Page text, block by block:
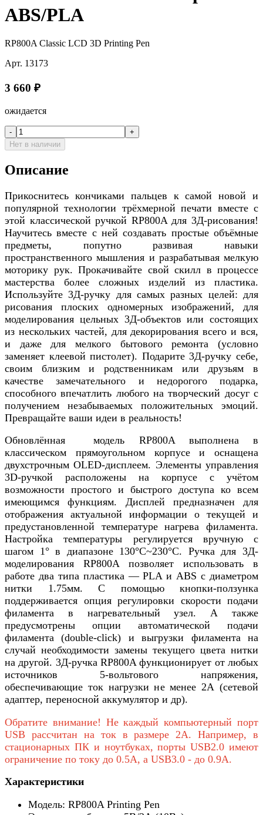
ABS/PLA
RP800A Classic LCD 3D Printing Pen
Арт. 13173
3 660 ₽
ожидается
-
+
Нет в наличии
Описание
Прикоснитесь кончиками пальцев к самой новой и
популярной технологии трёхмерной печати вместе с
этой классической ручкой RP800A для 3Д-рисования!
Научитесь вместе с ней создавать простые объёмные
предметы, попутно развивая навыки
пространственного мышления и разрабатывая мелкую
моторику рук. Прокачивайте свой скилл в процессе
мастерства более сложных изделий из пластика.
Используйте 3Д-ручку для самых разных целей: для
рисования плоских одномерных изображений, для
моделирования цельных 3Д-объектов или состоящих
из нескольких частей, для декорирования всего и вся,
и даже для мелкого бытового ремонта (условно
заменяет клеевой пистолет). Подарите 3Д-ручку себе,
своим близким и родственникам или друзьям в
качестве замечательного и недорогого подарка,
способного впечатлить любого на творческий досуг с
получением незабываемых положительных эмоций.
Превращайте ваши идеи в реальность!
Обновлённая модель RP800A выполнена в
классическом прямоугольном корпусе и оснащена
двухстрочным OLED-дисплеем. Элементы управления
3D-ручкой расположены на корпусе с учётом
возможности простого и быстрого доступа ко всем
имеющимся функциям. Дисплей предназначен для
отображения актуальной информации о текущей и
предустановленной температуре нагрева филамента.
Настройка температуры регулируется вручную с
шагом 1° в диапазоне 130°С~230°С. Ручка для 3Д-
моделирования RP800A позволяет использовать в
работе два типа пластика — PLA и ABS с диаметром
нитки 1.75мм. С помощью кнопки-ползунка
поддерживается опция регулировки скорости подачи
филамента в нагревательный узел. А также
предусмотрены опции автоматической подачи
филамента (double-click) и выгрузки филамента на
случай необходимости замены текущего цвета нитки
на другой. 3Д-ручка RP800A функционирует от любых
источников 5-вольтового напряжения,
обеспечивающие ток нагрузки не менее 2А (сетевой
адаптер, переносной аккумулятор и др).
Обратите внимание! Не каждый компьютерный порт
USB рассчитан на ток в размере 2А. Например, в
стационарных ПК и ноутбуках, порты USB2.0 имеют
ограничение по току до 0.5А, а USB3.0 - до 0.9А.
Характеристики
Модель: RP800A Printing Pen